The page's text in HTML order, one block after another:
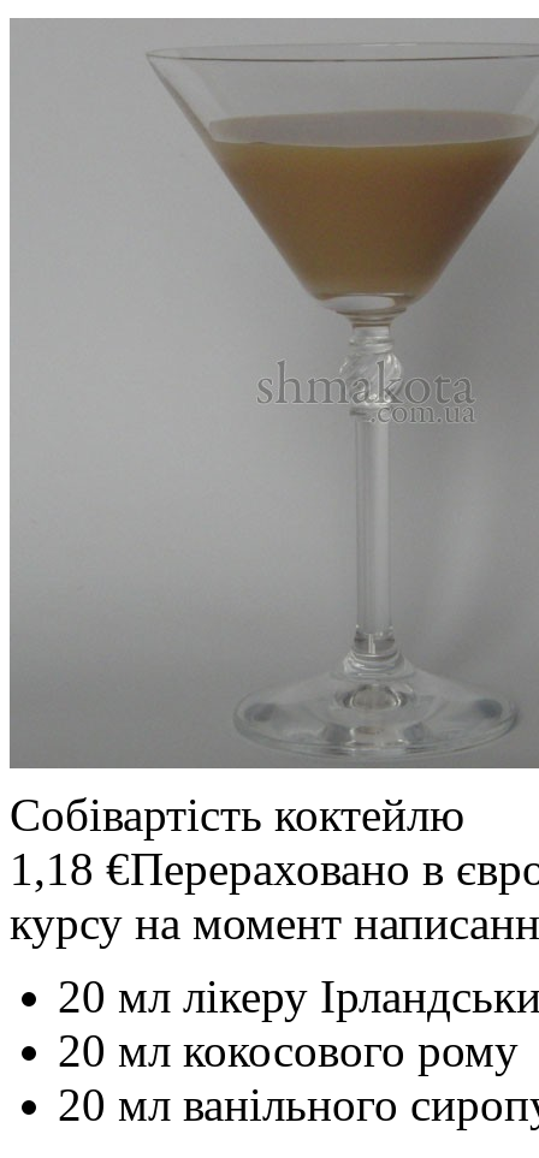
Собівартість коктейлю
1,18 €Перераховано в
курсу на момент
20 мл лікеру
20 мл кокосового рому
20 мл ванільного